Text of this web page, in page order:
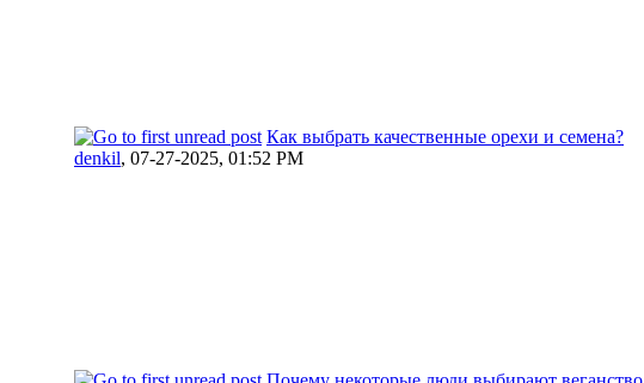
Как выбрать качественные орехи и семена?
denkil, 07-27-2025, 01:52 PM